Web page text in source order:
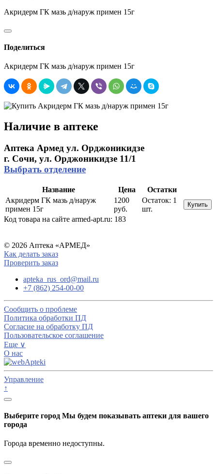
Акридерм ГК мазь д/наруж примен 15г
Поделиться
Акридерм ГК мазь д/наруж примен 15г
Наличие в аптеке
Аптека Армед ул. Орджоникидзе
г. Сочи, ул. Орджоникидзе 11/1
Выбрать отделение
Название Цена
Остатки
Акридерм ГК мазь д/наруж
примен 15г
1200
руб.
Остаток: 1
шт.
Купить
Код товара на сайте armed-apt.ru: 183
© 2026 Аптека «АРМЕД»
Как делать заказ
Проверить заказ
apteka_rus_ord@mail.ru
+7 (862) 254-00-00
Сообщить о проблеме
Политика обработки ПД
Согласие на обработку ПД
Пользовательское соглашение
Еще ∨
О нас
Управление
↑
Выберите город Мы будем показывать аптеки для вашего
города
Города временно недоступны.